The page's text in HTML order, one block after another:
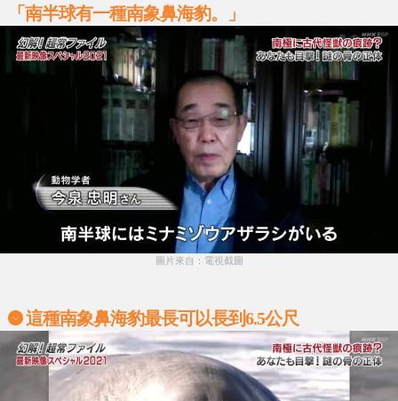
「南半球有一種南象鼻海豹。」
圖片來自：電視截圖
這種南象鼻海豹最長可以長到6.5公尺